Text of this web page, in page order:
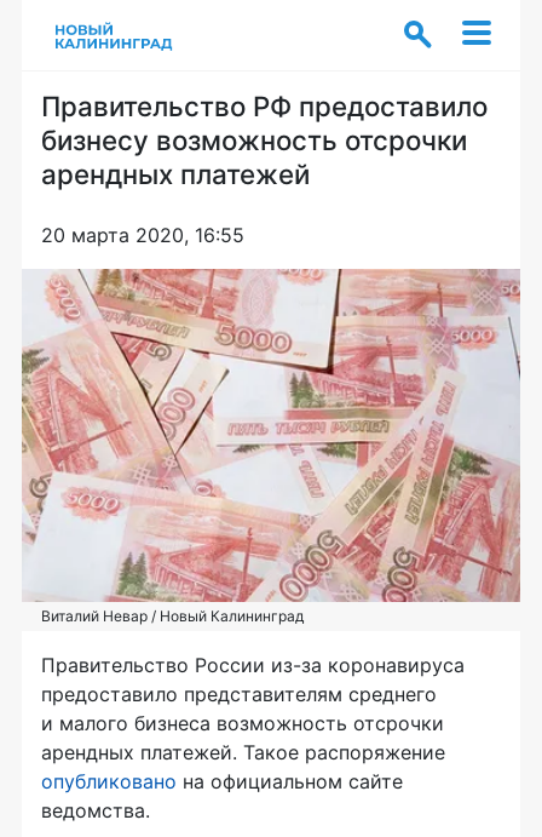
Правительство РФ предоставило
бизнесу возможность отсрочки
арендных платежей
20 марта 2020, 16:55
Виталий Невар / Новый Калининград
Правительство России из-за коронавируса
предоставило представителям среднего
и малого бизнеса возможность отсрочки
арендных платежей. Такое распоряжение
опубликовано на официальном сайте
ведомства.